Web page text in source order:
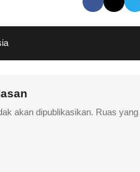
akan dipublikasikan. Ruas